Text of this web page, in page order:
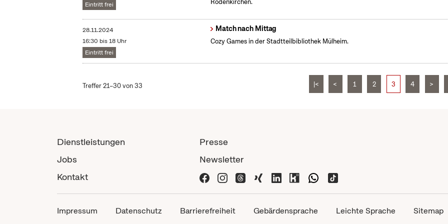
Eintritt frei Rodenkirchen.
28.11.2024
16:30 bis 18 Uhr
Eintritt frei
Match nach Mittag
Cozy Games in der Stadtteilbibliothek Mülheim.
Treffer 21–30 von 33 |< < 1 2 3 4 >
Dienstleistungen
Jobs
Kontakt
Presse
Newsletter
Impressum Datenschutz Barrierefreiheit Gebärdensprache Leichte Sprache Sitemap